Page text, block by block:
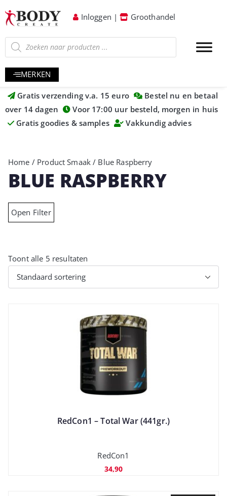
Inloggen | Groothandel
MERKEN
Gratis verzending v.a. 15 euro
Bestel nu en betaal
over 14 dagen
Voor 17:00 uur besteld, morgen in huis
Gratis goodies & samples
Vakkundig advies
Home / Product Smaak / Blue Raspberry
BLUE RASPBERRY
Open Filter
Toont alle 5 resultaten
RedCon1 – Total War (441gr.)
RedCon1
34,90